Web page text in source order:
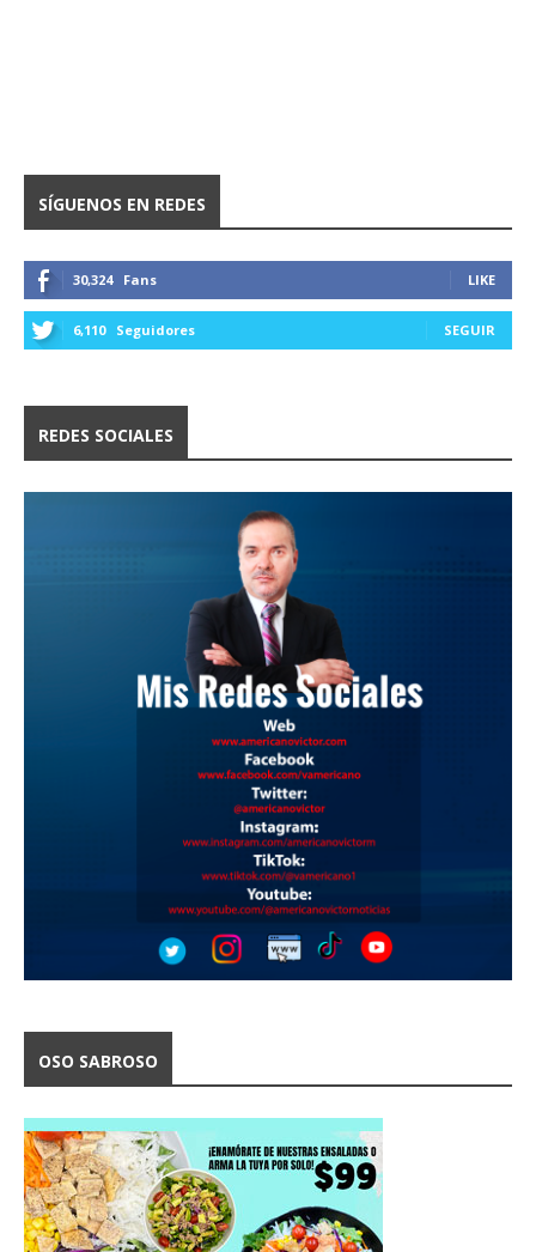
SÍGUENOS EN REDES
30,324 Fans LIKE
6,110 Seguidores SEGUIR
REDES SOCIALES
OSO SABROSO